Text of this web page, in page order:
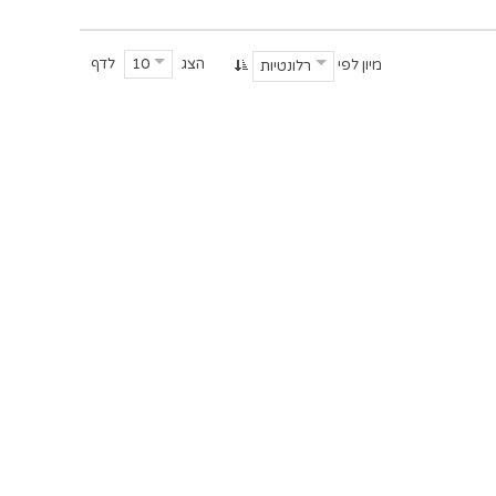
הצג 10 לדף מיון לפי רלונטיות